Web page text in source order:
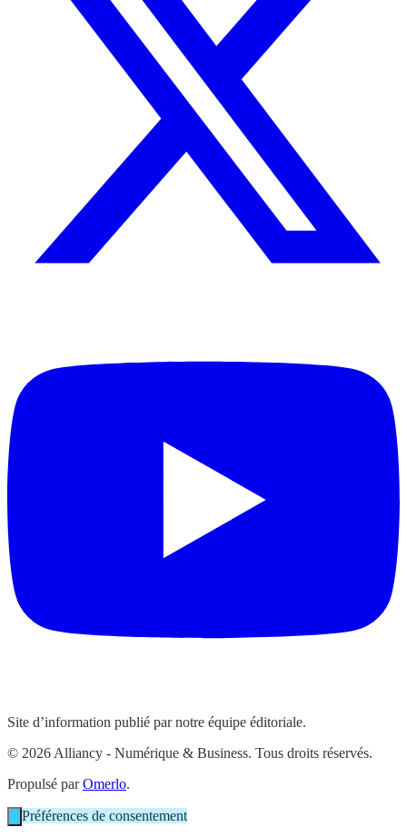
Site d’information publié par notre équipe éditoriale.
© 2026 Alliancy - Numérique & Business. Tous droits réservés.
Propulsé parOmerlo.
Préférences de consentement